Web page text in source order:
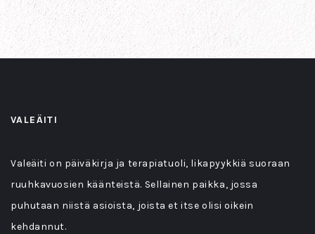
VALEÄITI
Valeäiti on päiväkirja ja terapiatuoli, likapyykkiä suoraan
ruuhkavuosien käänteistä. Sellainen paikka, jossa
puhutaan niistä asioista, joista et itse olisi oikein
kehdannut.